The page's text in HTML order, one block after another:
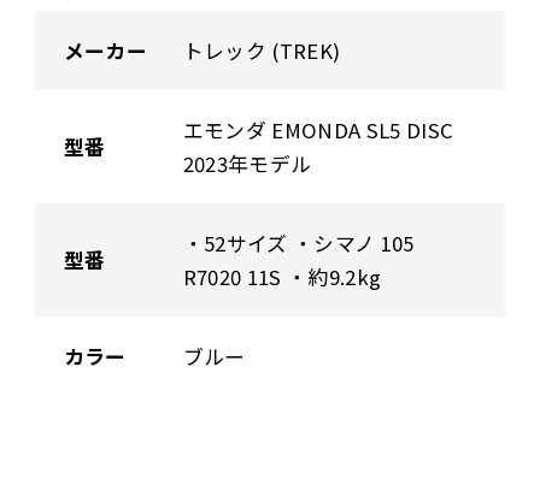
メーカー トレック (TREK)
型番
エモンダ EMONDA SL5 DISC
2023年モデル
型番
・52サイズ ・シマノ 105
R7020 11S ・約9.2kg
カラー ブルー